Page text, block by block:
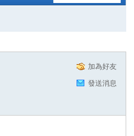
加為好友
發送消息